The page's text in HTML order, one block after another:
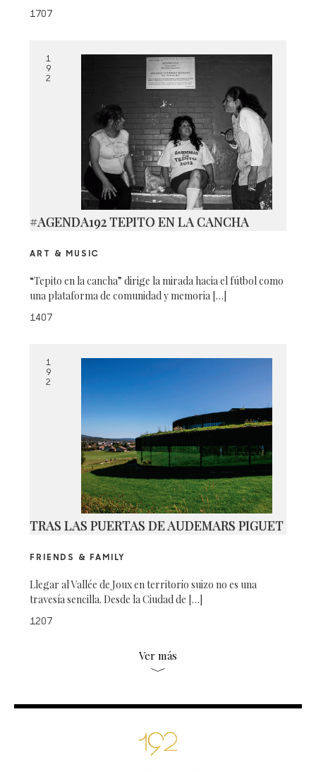
1707
1
9
2
#AGENDA192 TEPITO EN LA CANCHA
ART & MUSIC
“Tepito en la cancha” dirige la mirada hacia el fútbol como
una plataforma de comunidad y memoria […]
1407
1
9
2
TRAS LAS PUERTAS DE AUDEMARS PIGUET
FRIENDS & FAMILY
Llegar al Vallée de Joux en territorio suizo no es una
travesía sencilla. Desde la Ciudad de […]
1207
Ver más